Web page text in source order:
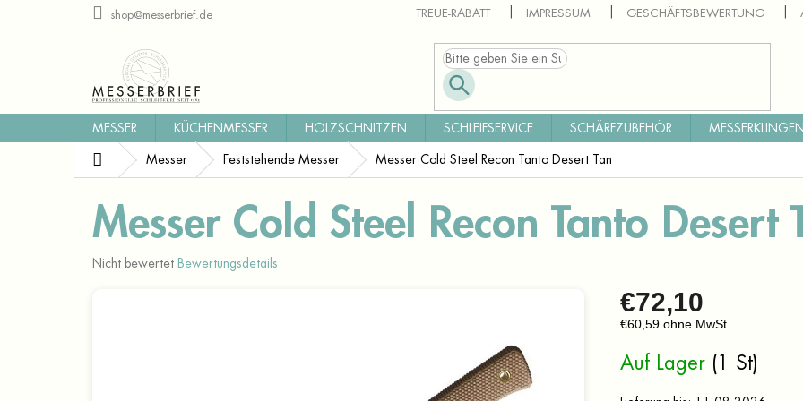
shop@messerbrief.de TREUE-RABATT IMPRESSUM GESCHÄFTSBEWERTUNG
MESSER KÜCHENMESSER HOLZSCHNITZEN SCHLEIFSERVICE SCHÄRFZUBEHÖR
StartseiteMesser Feststehende Messer Messer Cold Steel Recon Tanto Desert Tan
Messer Cold Steel Recon Tanto Desert
Die
Nicht bewertet Bewertungsdetails
€72,10
€60,59 ohne MwSt.
Auf Lager (1 St)